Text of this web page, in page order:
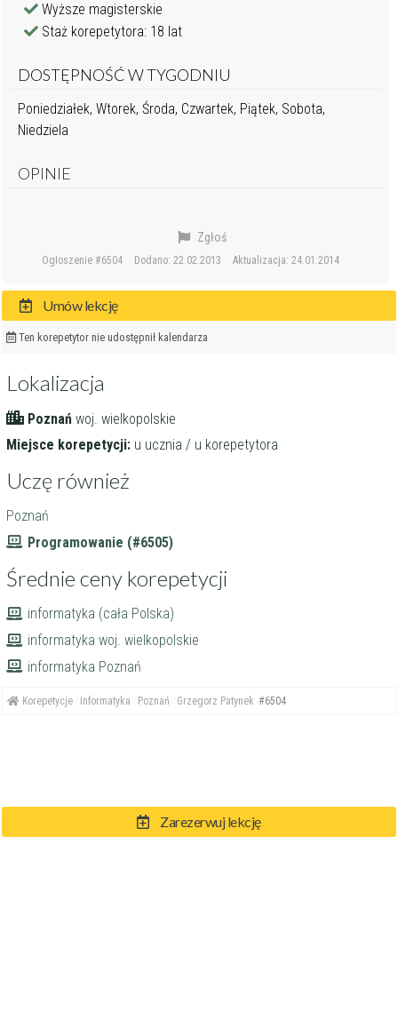
Zarezerwuj lekcję
Wyższe magisterskie
Staż korepetytora: 18 lat
DOSTĘPNOŚĆ W TYGODNIU
Poniedziałek, Wtorek, Środa, Czwartek, Piątek, Sobota,
Niedziela
OPINIE
Ogłoszenie #6504 Dodano: 22.02.2013 Aktualizacja: 24.01.2014
Zgłoś
Umów lekcję
Ten korepetytor nie udostępnił kalendarza
Lokalizacja
Poznań woj. wielkopolskie
Miejsce korepetycji: u ucznia / u korepetytora
Uczę również
Poznań
Programowanie (#6505)
Średnie ceny korepetycji
informatyka (cała Polska)
informatyka woj. wielkopolskie
informatyka Poznań
Korepetycje Informatyka Poznań Grzegorz Patynek #6504